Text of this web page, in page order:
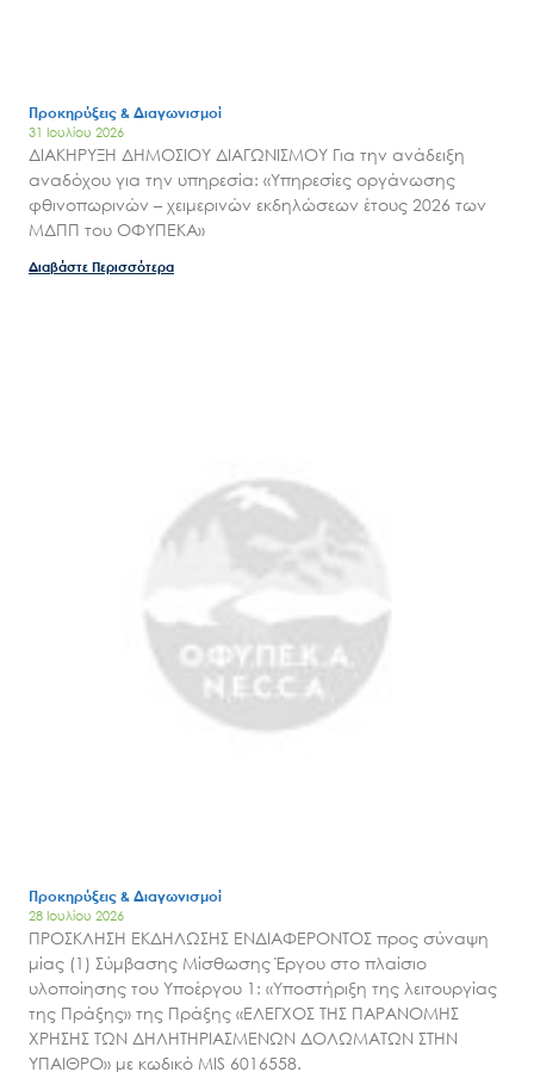
Άξονες δράσης
Έργα
Εισιτήρια
Επικοινωνία
Προκηρύξεις & Διαγωνισμοί
31 Ιουλίου 2026
ΔΙΑΚΗΡΥΞΗ ΔΗΜΟΣΙΟΥ ΔΙΑΓΩΝΙΣΜΟΥ Για την ανάδειξη
αναδόχου για την υπηρεσία: «Υπηρεσίες οργάνωσης
φθινοπωρινών – χειμερινών εκδηλώσεων έτους 2026 των
ΜΔΠΠ του ΟΦΥΠΕΚΑ»
Διαβάστε Περισσότερα
Προκηρύξεις & Διαγωνισμοί
28 Ιουλίου 2026
ΠΡΟΣΚΛΗΣΗ ΕΚΔΗΛΩΣΗΣ ΕΝΔΙΑΦΕΡΟΝΤΟΣ προς σύναψη
μίας (1) Σύμβασης Μίσθωσης Έργου στο πλαίσιο
υλοποίησης του Υποέργου 1: «Υποστήριξη της λειτουργίας
της Πράξης» της Πράξης «ΕΛΕΓΧΟΣ ΤΗΣ ΠΑΡΑΝΟΜΗΣ
ΧΡΗΣΗΣ ΤΩΝ ΔΗΛΗΤΗΡΙΑΣΜΕΝΩΝ ΔΟΛΩΜΑΤΩΝ ΣΤΗΝ
ΥΠΑΙΘΡΟ» με κωδικό MIS 6016558.